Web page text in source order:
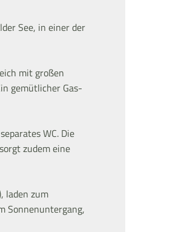
See, in einer der
mit großen
gemütlicher Gas-
WC. Die
zudem eine
laden zum
Sonnenuntergang,